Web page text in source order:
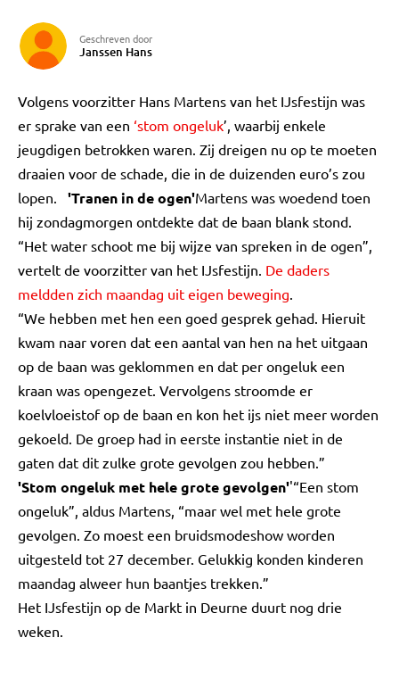
Geschreven door
Janssen Hans
Volgens voorzitter Hans Martens van het IJsfestijn was
er sprake van een ‘stom ongeluk’, waarbij enkele
jeugdigen betrokken waren. Zij dreigen nu op te moeten
draaien voor de schade, die in de duizenden euro’s zou
lopen. 'Tranen in de ogen'Martens was woedend toen
hij zondagmorgen ontdekte dat de baan blank stond.
“Het water schoot me bij wijze van spreken in de ogen”,
vertelt de voorzitter van het IJsfestijn. De daders
meldden zich maandag uit eigen beweging.
“We hebben met hen een goed gesprek gehad. Hieruit
kwam naar voren dat een aantal van hen na het uitgaan
op de baan was geklommen en dat per ongeluk een
kraan was opengezet. Vervolgens stroomde er
koelvloeistof op de baan en kon het ijs niet meer worden
gekoeld. De groep had in eerste instantie niet in de
gaten dat dit zulke grote gevolgen zou hebben.”
'Stom ongeluk met hele grote gevolgen''“Een stom
ongeluk”, aldus Martens, “maar wel met hele grote
gevolgen. Zo moest een bruidsmodeshow worden
uitgesteld tot 27 december. Gelukkig konden kinderen
maandag alweer hun baantjes trekken.”
Het IJsfestijn op de Markt in Deurne duurt nog drie
weken.